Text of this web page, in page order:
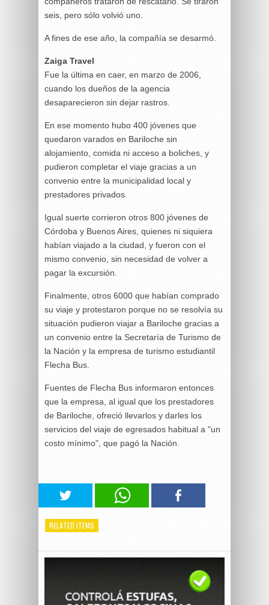
seis, pero sólo volvió uno.
A fines de ese año, la compañía se desarmó.
Zaiga Travel
Fue la última en caer, en marzo de 2006,
cuando los dueños de la agencia
desaparecieron sin dejar rastros.
En ese momento hubo 400 jóvenes que
quedaron varados en Bariloche sin
alojamiento, comida ni acceso a boliches, y
pudieron completar el viaje gracias a un
convenio entre la municipalidad local y
prestadores privados.
Igual suerte corrieron otros 800 jóvenes de
Córdoba y Buenos Aires, quienes ni siquiera
habían viajado a la ciudad, y fueron con el
mismo convenio, sin necesidad de volver a
pagar la excursión.
Finalmente, otros 6000 que habían comprado
su viaje y protestaron porque no se resolvía su
situación pudieron viajar a Bariloche gracias a
un convenio entre la Secretaría de Turismo de
la Nación y la empresa de turismo estudiantil
Flecha Bus.
Fuentes de Flecha Bus informaron entonces
que la empresa, al igual que los prestadores
de Bariloche, ofreció llevarlos y darles los
servicios del viaje de egresados habitual a "un
costo mínimo", que pagó la Nación.
RELATED ITEMS